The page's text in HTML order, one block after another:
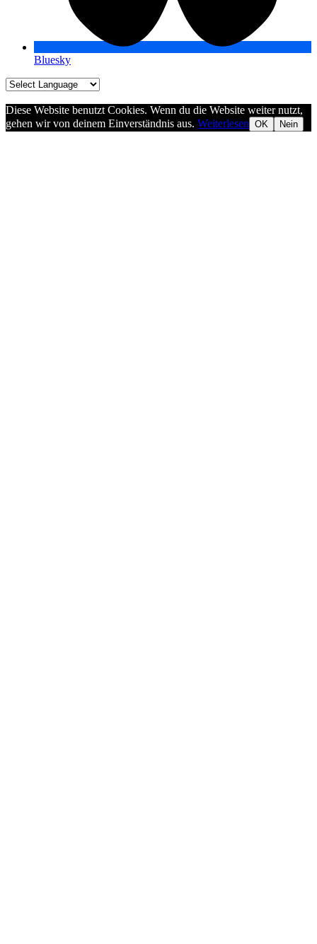
Bluesky
Diese Website benutzt Cookies. Wenn du die Website weiter nutzt,
gehen wir von deinem Einverständnis aus. Weiterlesen OK Nein